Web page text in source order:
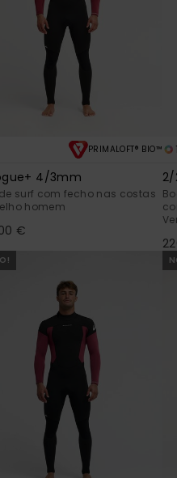
PRIMALOFT® BIO™
4/3mm
surf com fecho nas costas
homem
€
1